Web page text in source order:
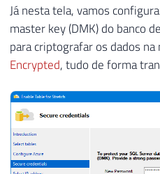
Já nesta tela, vamos
master key (DMK) do banco
para criptografar os dados
Encrypted, tudo de forma